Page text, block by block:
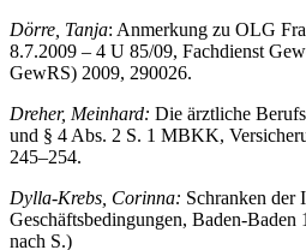
Dörre, Tanja: Anmerkung zu OLG
8.7.2009 – 4 U 85/09, Fachdienst
GewRS) 2009, 290026.
Dreher, Meinhard: Die ärztliche
und § 4 Abs. 2 S. 1 MBKK,
245–254.
Dylla-Krebs, Corinna: Schranken der
Geschäftsbedingungen, Baden-Baden
nach S.)